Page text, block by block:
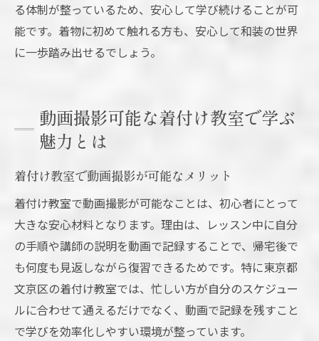
る体制が整っているため、安心して学び続けることが可
能です。着物に初めて触れる方も、安心して和装の世界
に一歩踏み出せるでしょう。
動画撮影可能な着付け教室で学ぶ
魅力とは
着付け教室で動画撮影が可能なメリット
着付け教室で動画撮影が可能なことは、初心者にとって
大きな安心材料となります。理由は、レッスン中に自分
の手順や講師の説明を動画で記録することで、帰宅後で
も何度も見返しながら復習できるためです。特に東京都
文京区の着付け教室では、忙しい方が自分のスケジュー
ルに合わせて通えるだけでなく、動画で記録を残すこと
で学びを効率化しやすい環境が整っています。